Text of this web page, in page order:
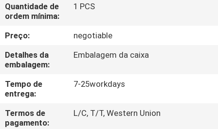
FÁBRICA
CONTROLE
DE
QUALIDADE
CONTACTE-
NOS
Quantidade de
ordem mínima:
1 PCS
Preço:
negotiable
Detalhes da
embalagem:
Embalagem da caixa
Tempo de
entrega:
7-25workdays
Termos de
pagamento:
L/C, T/T, Western Union